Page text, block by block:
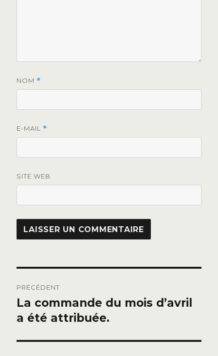
NOM *
E-MAIL *
SITE WEB
de
l’article
PRÉCÉDENT
Publication
précédente :
La commande du mois d’avril
a été attribuée.